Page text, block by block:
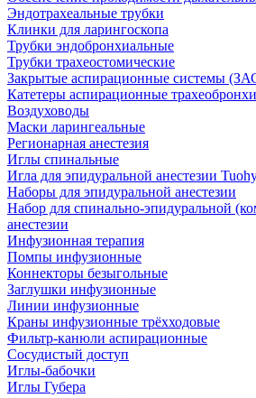
Эндотрахеальные трубки
Клинки для ларингоскопа
Трубки эндобронхиальные
Трубки трахеостомические
Закрытые аспирационные системы
Катетеры аспирационные
Воздуховоды
Маски ларингеальные
Регионарная анестезия
Иглы спинальные
Игла для эпидуральной анестезии
Наборы для эпидуральной анестезии
Набор для спинально-эпидуральной
анестезии
Инфузионная терапия
Помпы инфузионные
Коннекторы безыгольные
Заглушки инфузионные
Линии инфузионные
Краны инфузионные трёхходовые
Фильтр-канюли аспирационные
Сосудистый доступ
Иглы-бабочки
Иглы Губера